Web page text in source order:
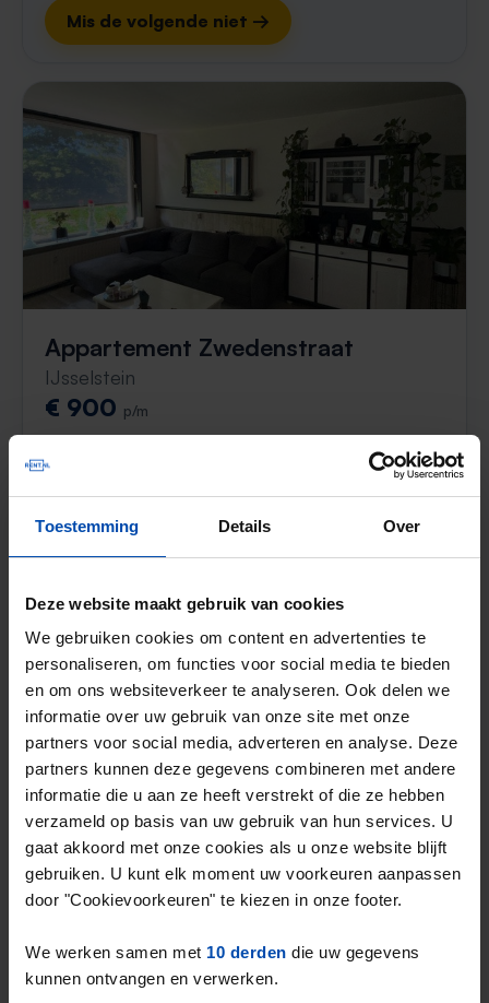
Toestemming Details Over
Deze website maakt gebruik van cookies
We gebruiken cookies om content en advertenties te
personaliseren, om functies voor social media te bieden
en om ons websiteverkeer te analyseren. Ook delen we
informatie over uw gebruik van onze site met onze
partners voor social media, adverteren en analyse. Deze
partners kunnen deze gegevens combineren met andere
informatie die u aan ze heeft verstrekt of die ze hebben
verzameld op basis van uw gebruik van hun services. U
gaat akkoord met onze cookies als u onze website blijft
gebruiken. U kunt elk moment uw voorkeuren aanpassen
door "Cookievoorkeuren" te kiezen in onze footer.
We werken samen met 10 derden die uw gegevens
kunnen ontvangen en verwerken.
Mis de volgende niet →
Appartement Zwedenstraat
IJsselstein
€ 900 p/m
Gevonden op:
79m²
4 kamers
Rent.nl ben je altijd als eerste!
Mis de volgende niet →
Goudplevier € 500